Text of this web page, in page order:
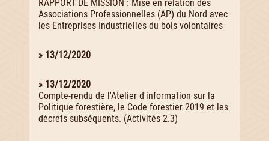
RAPPORT DE MISSION : Mise en relation des
Associations Professionnelles (AP) du Nord avec
les Entreprises Industrielles du bois volontaires
» 13/12/2020
» 13/12/2020
Compte-rendu de l'Atelier d'information sur la
Politique forestière, le Code forestier 2019 et les
décrets subséquents. (Activités 2.3)